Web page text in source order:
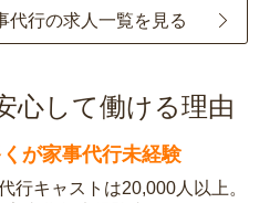
代行の求人一覧を見る
心して働ける理由
が家事代行未経験
行キャストは20,000人以上。